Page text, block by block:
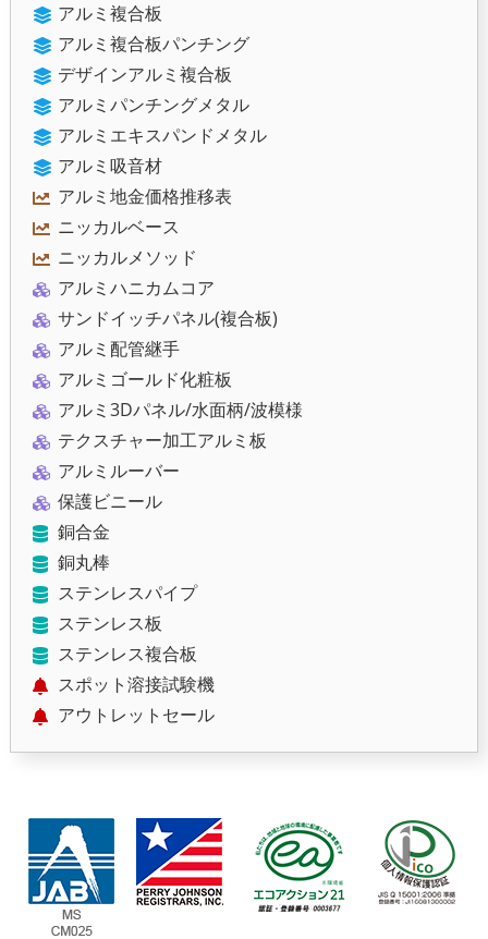
アルミ複合板
アルミ複合板パンチング
デザインアルミ複合板
アルミパンチングメタル
アルミエキスパンドメタル
アルミ吸音材
アルミ地金価格推移表
ニッカルベース
ニッカルメソッド
アルミハニカムコア
サンドイッチパネル(複合板)
アルミ配管継手
アルミゴールド化粧板
アルミ3Dパネル/水面柄/波模様
テクスチャー加工アルミ板
アルミルーバー
保護ビニール
銅合金
銅丸棒
ステンレスパイプ
ステンレス板
ステンレス複合板
スポット溶接試験機
アウトレットセール